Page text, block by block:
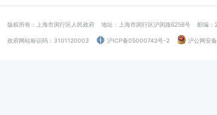
版权所有：上海市闵行区人民政府 地址：上海市闵行区沪闵路6258号 邮编：
政府网站标识码：3101120003 沪ICP备05000742号-2 沪公网安